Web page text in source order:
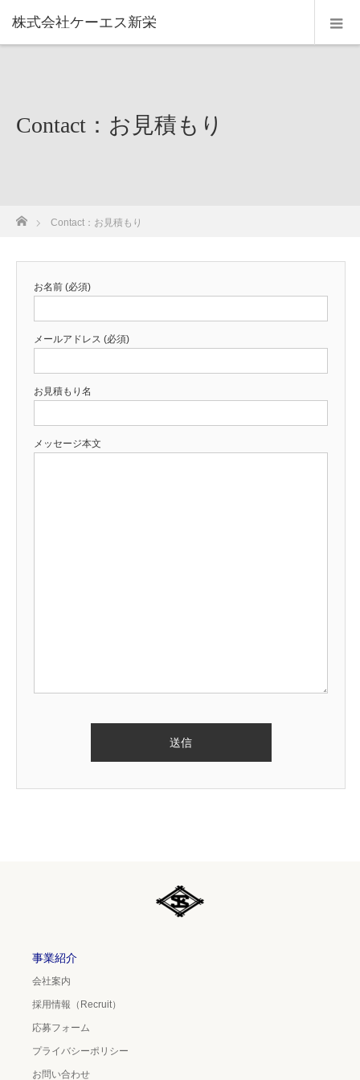
株式会社ケーエス新栄
Contact：お見積もり
ホーム
Contact：お見積もり
お名前 (必須)
メールアドレス (必須)
お見積もり名
メッセージ本文
事業紹介
会社案内
採用情報（Recruit）
応募フォーム
プライバシーポリシー
お問い合わせ